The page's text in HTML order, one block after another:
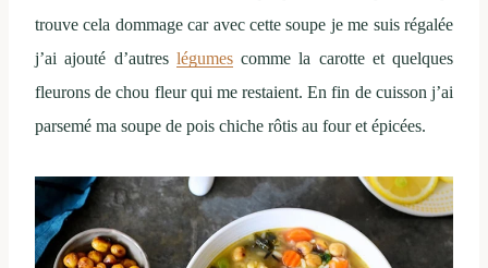
trouve cela dommage car avec cette soupe je me suis régalée
j’ai ajouté d’autres légumescomme la carotte et quelques
fleurons de chou fleur qui me restaient. En fin de cuisson j’ai
parsemé ma soupe de pois chiche rôtis au four et épicées.